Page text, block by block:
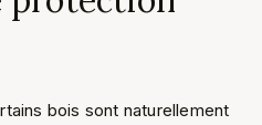
bois sont naturellement